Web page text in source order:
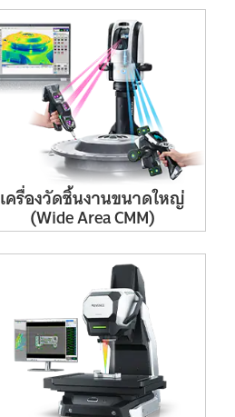
เครื่องวัดชิ้นงานขนาดใหญ่
(WideAreaCMM)